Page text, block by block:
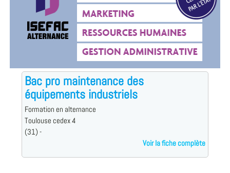
Bac pro maintenance des
équipements industriels
Formation en alternance
Toulouse cedex 4
(31) -
Voir la fiche complète